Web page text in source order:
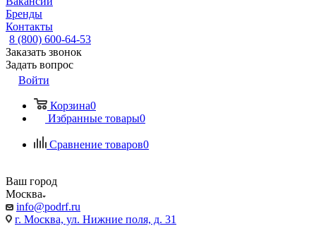
Бренды
Контакты
8 (800) 600-64-53
Заказать звонок
Задать вопрос
Войти
Корзина0
Избранные товары0
Сравнение товаров0
Ваш город
Москва
info@podrf.ru
г. Москва, ул. Нижние поля, д. 31